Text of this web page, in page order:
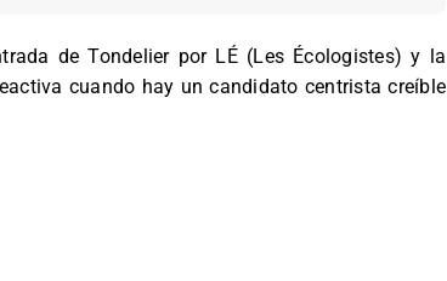
de Tondelier por LÉ (Les Écologistes) y la
cuando hay un candidato centrista creíble